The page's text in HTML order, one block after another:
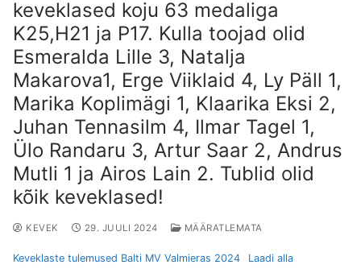
keveklased koju 63 medaliga
K25,H21 ja P17. Kulla toojad olid
Esmeralda Lille 3, Natalja
Makarova1, Erge Viiklaid 4, Ly Päll 1,
Marika Koplimägi 1, Klaarika Eksi 2,
Juhan Tennasilm 4, Ilmar Tagel 1,
Ülo Randaru 3, Artur Saar 2, Andrus
Mutli 1 ja Airos Lain 2. Tublid olid
kõik keveklased!
KEVEK 29. JUULI 2024 MÄÄRATLEMATA
Keveklaste tulemused Balti MV Valmieras 2024 Laadi alla